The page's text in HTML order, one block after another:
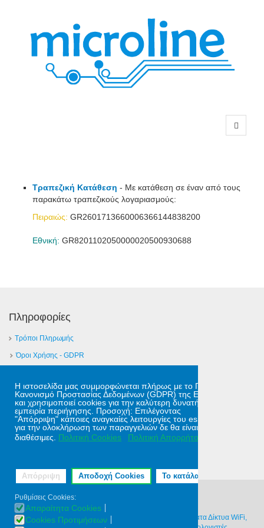
Η ιστοσελίδα μας συμμορφώνεται πλήρως με το Γενικό
Κανονισμό Προστασίας Δεδομένων (GDPR) της Ε.Ε.
και χρησιμοποιεί cookies για την καλύτερη δυνατή
εμπειρία περιήγησης. Προσοχή: Επιλέγοντας
"Απόρριψη" κάποιες αναγκαίες λειτουργίες του eshop
για την ολοκλήρωση των παραγγελιών δε θα είναι
διαθέσιμες.
Πολιτική Cookies Πολιτική Απορρήτου
Απόρριψη Αποδοχή Cookies Το κατάλαβα!
Ρυθμίσεις Cookies:
Απαραίτητα Cookies
Cookies Προτιμήσεων
Τραπεζική Κατάθεση - Με κατάθεση σε έναν από τους
παρακάτω τραπεζικούς λογαριασμούς:
Πειραιώς: GR2601713660006366144838200
Εθνική: GR8201102050000020500930688
Πληροφορίες
Τρόποι Πληρωμής
Όροι Χρήσης - GDPR
Επικοινωνία
✉Φόρμα Επικοινωνίας
Έδρα: Ηράκλειο Κρήτης
Copyright © 2026 microline | Συστήματα Ασφαλείας, Ασύρματα Δίκτυα WiFi,